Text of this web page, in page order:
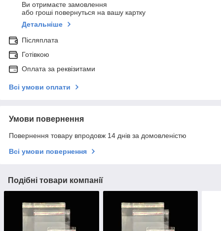
Ви отримаєте замовлення
або гроші повернуться на вашу картку
Детальніше
Післяплата
Готівкою
Оплата за реквізитами
Всі умови оплати
Умови повернення
Повернення товару впродовж 14 днів за домовленістю
Всі умови повернення
Подібні товари компанії